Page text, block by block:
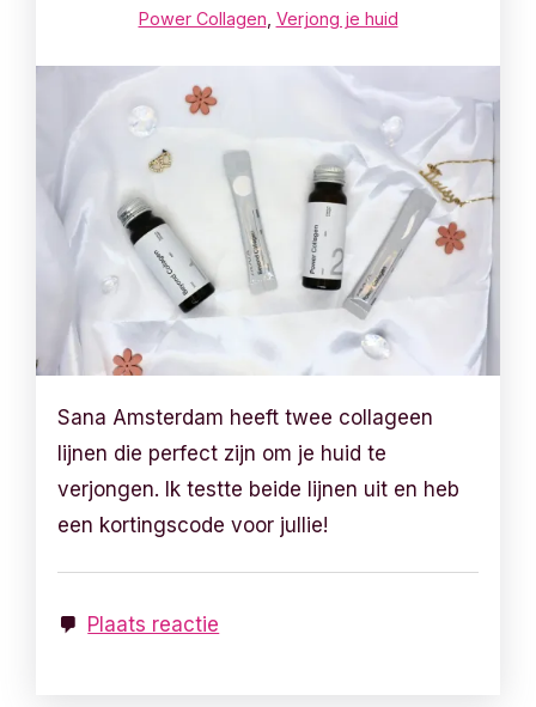
Power Collagen Verjong je huid
Sana Amsterdam heeft twee collageen
lijnen die perfect zijn om je huid te
verjongen. Ik testte beide lijnen uit en heb
een kortingscode voor jullie!
Plaats reactie